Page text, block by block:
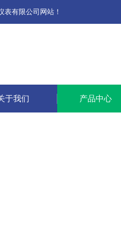
表有限公司网站！
于我们 产品中心